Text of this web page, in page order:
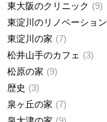
東大阪のクリニック
9
東淀川のリノベーション
東淀川の家
7
松井山手のカフェ
3
松原の家
9
歴史
3
泉ヶ丘の家
7